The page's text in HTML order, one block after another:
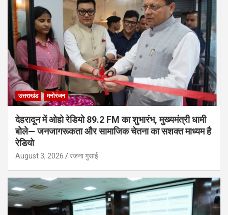
उत्तराखंड मनोरंजन
देहरादून में ओहो रेडियो 89.2 FM का शुभारंभ, मुख्यमंत्री धामी
बोले— जनजागरूकता और सामाजिक चेतना का सशक्त माध्यम है
रेडियो
August 3, 2026 रंजना गुसाई